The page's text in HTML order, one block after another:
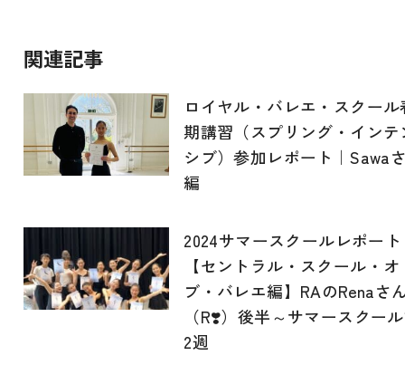
関連記事
ロイヤル・バレエ・スクール
期講習（スプリング・インテ
シブ）参加レポート｜Sawa
編
2024サマースクールレポート
【セントラル・スクール・オ
ブ・バレエ編】RAのRenaさ
（R❣️）後半～サマースクー
2週